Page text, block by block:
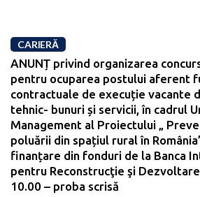
CARIERĂ
ANUNȚ privind organizarea
pentru ocuparea postului aferent
contractuale de execuție vacante
tehnic- bunuri și servicii, în cadrul
Management al Proiectului „
poluării din spațiul rural în
finanțare din fonduri de la Banca
pentru Reconstrucţie şi
10.00 – proba scrisă